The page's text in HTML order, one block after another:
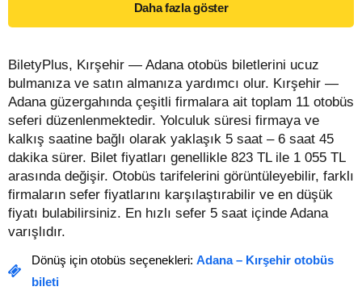
Daha fazla göster
BiletyPlus, Kırşehir — Adana otobüs biletlerini ucuz
bulmanıza ve satın almanıza yardımcı olur. Kırşehir —
Adana güzergahında çeşitli firmalara ait toplam 11 otobüs
seferi düzenlenmektedir. Yolculuk süresi firmaya ve
kalkış saatine bağlı olarak yaklaşık 5 saat – 6 saat 45
dakika sürer. Bilet fiyatları genellikle 823 TL ile 1 055 TL
arasında değişir. Otobüs tarifelerini görüntüleyebilir, farklı
firmaların sefer fiyatlarını karşılaştırabilir ve en düşük
fiyatı bulabilirsiniz. En hızlı sefer 5 saat içinde Adana
varışlıdır.
Dönüş için otobüs seçenekleri: Adana – Kırşehir otobüs
bileti